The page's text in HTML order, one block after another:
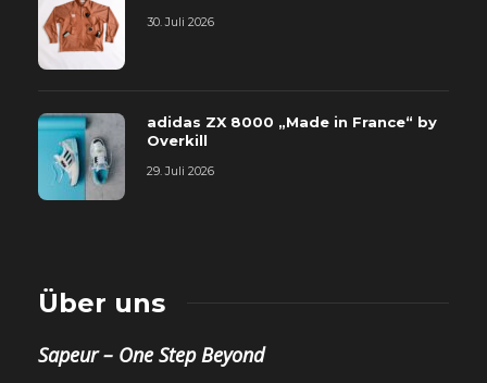
30. Juli 2026
adidas ZX 8000 „Made in France“ by
Overkill
29. Juli 2026
Über uns
Sapeur – One Step Beyond